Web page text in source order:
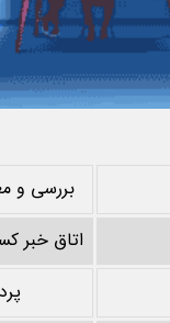
بررسی و
اتاق خبر